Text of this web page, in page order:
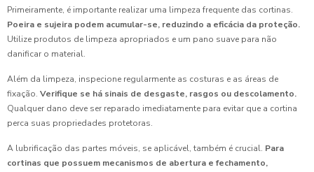
Primeiramente, é importante realizar uma limpeza frequente das cortinas.
Poeira e sujeira podem acumular-se, reduzindo a eficácia da proteção.
Utilize produtos de limpeza apropriados e um pano suave para não
danificar o material.
Além da limpeza, inspecione regularmente as costuras e as áreas de
fixação. Verifique se há sinais de desgaste, rasgos ou descolamento.
Qualquer dano deve ser reparado imediatamente para evitar que a cortina
perca suas propriedades protetoras.
A lubrificação das partes móveis, se aplicável, também é crucial. Para
cortinas que possuem mecanismos de abertura e fechamento,